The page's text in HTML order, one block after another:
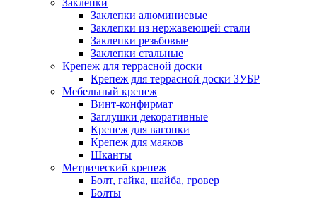
Заклепки
Заклепки алюминиевые
Заклепки из нержавеющей стали
Заклепки резьбовые
Заклепки стальные
Крепеж для террасной доски
Крепеж для террасной доски ЗУБР
Мебельный крепеж
Винт-конфирмат
Заглушки декоративные
Крепеж для вагонки
Крепеж для маяков
Шканты
Метрический крепеж
Болт, гайка, шайба, гровер
Болты